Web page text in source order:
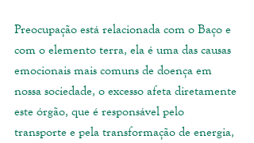
Preocupação está relacionada com o Baço e
com o elemento terra, ela é uma das causas
emocionais mais comuns de doença em
nossa sociedade, o excesso afeta diretamente
este órgão, que é responsável pelo
transporte e pela transformação de energia,